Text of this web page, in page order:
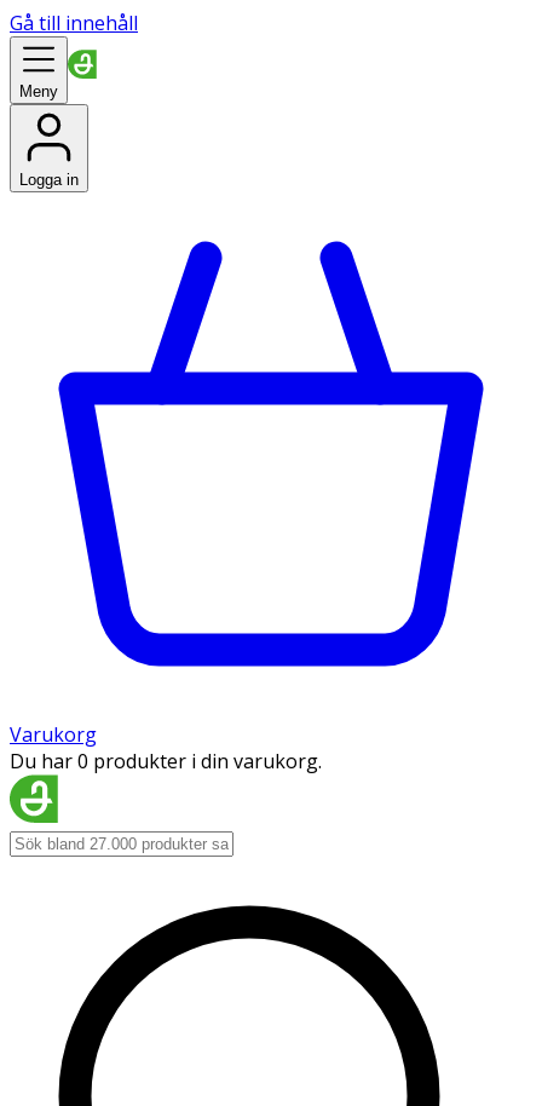
Gå till innehåll
Meny
Logga in
Varukorg
Du har 0 produkter i din varukorg.